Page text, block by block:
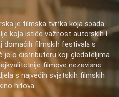
je filmska tvrtka koja spada
koja ističe važnost autorskih i
domaćih filmskih festivala s
je o distributeru koji gledateljima
filmove nezavisne
s najvećih svjetskih filmskih
hitova.